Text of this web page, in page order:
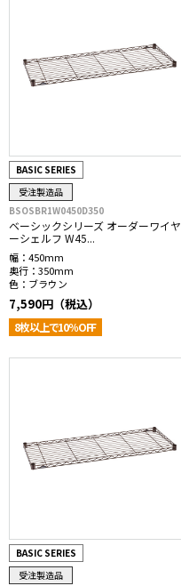
BASIC SERIES
受注製造品
BSOSBR1W0450D350
ベーシックシリーズ オーダーワイヤ
ーシェルフ W45...
幅： 450mm
奥行： 350mm
色： ブラウン
7,590円（税込）
8枚以上で10％OFF
BASIC SERIES
受注製造品